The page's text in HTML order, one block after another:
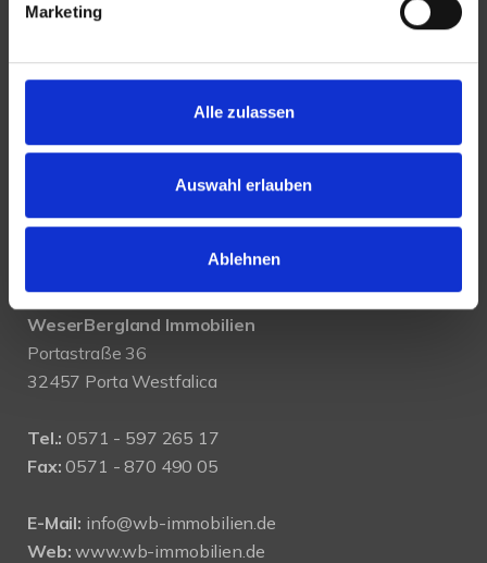
Marketing
Alle zulassen
Auswahl erlauben
Ablehnen
WeserBergland Immobilien
Portastraße 36
32457 Porta Westfalica
Tel.: 0571 - 597 265 17
Fax: 0571 - 870 490 05
E-Mail: info@wb-immobilien.de
Web: www.wb-immobilien.de